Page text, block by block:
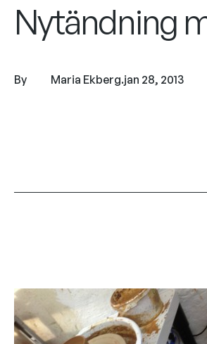
Nytändning
By Maria Ekberg.jan 28, 2013